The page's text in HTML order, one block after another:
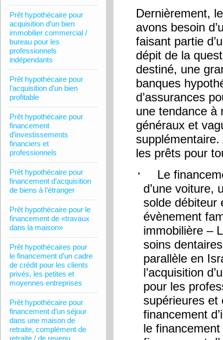
Prêt hypothécaire pour
acquisition d’un bien
immobilier commercial /
bureau pour les
professionnels
indépendants
Prêt hypothécaire pour
l’acquisition d’un bien
profitable
Prêt hypothécaire pour
financement
d’investissements
financiers et
professionnels
Prêt hypothécaire pour
financement d’acquisition
de biens à l’étranger
Prêt hypothécaire pour le
financement de «travaux
dans la maison»
Prêt hypothécaires pour
le financement d’un cadre
de crédit pour les clients
privés, les petites et
moyennes entreprises
Prêt hypothécaire pour
financement d’un séjour
dans une maison de
retraite, complément de
retraite / de revenu
Dernièrement,
avons besoin
faisant partie
dépit de la
destiné, une
banques
d’assurances
une tendance à
généraux et
les prêts pour
Le
d’une voiture,
solde débiteur
évènement
immobilière –
soins
parallèle en
l’acquisition
pour les
supérieures et
financement
le financement